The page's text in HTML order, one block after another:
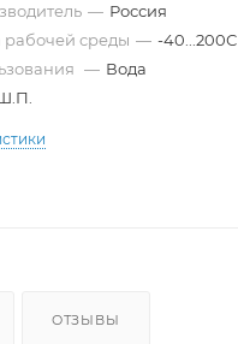
— Россия
рабочей среды — -40...200С
— Вода
ОТЗЫВЫ